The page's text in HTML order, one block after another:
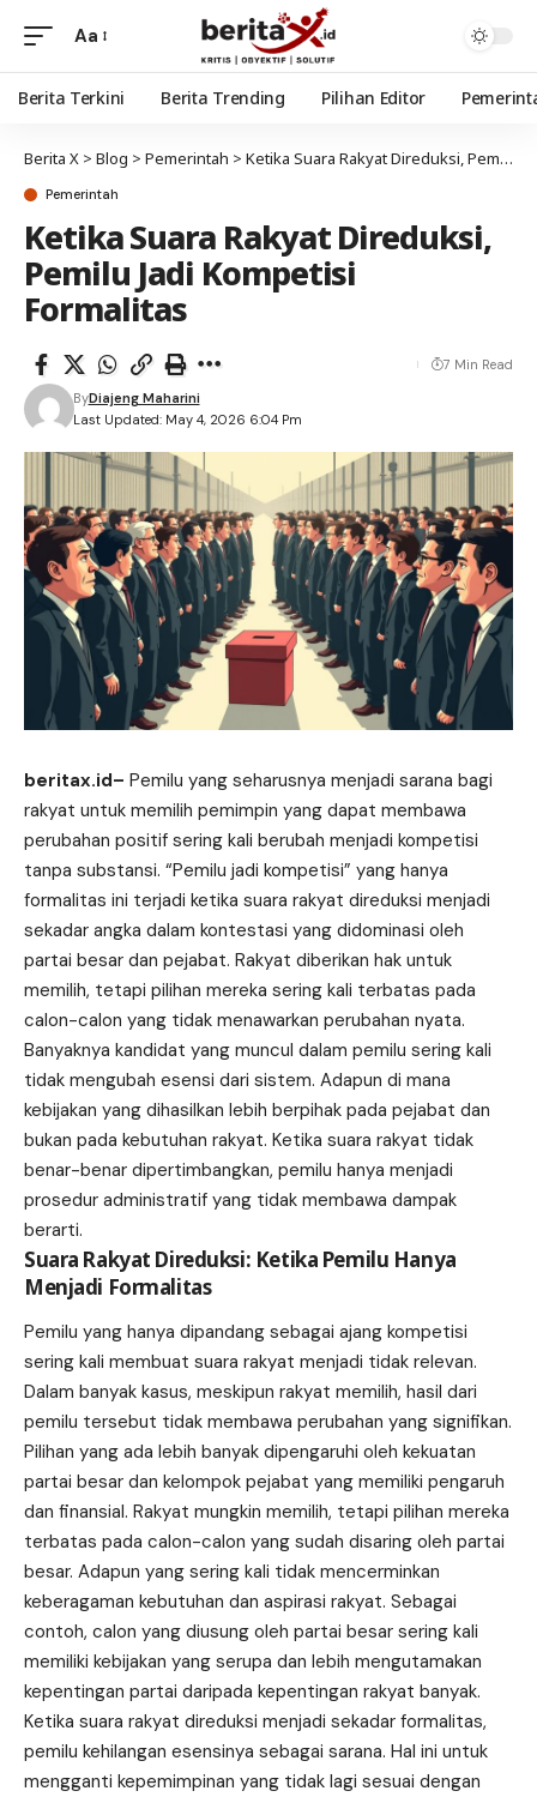
Aa
Berita Terkini Berita Trending Pilihan Editor
Berita X > Blog > Pemerintah > Ketika Suara Rakyat Direduksi, Pemilu Jadi Kompetisi Formalitas
Pemerintah
Ketika Suara Rakyat Direduksi,
Pemilu Jadi Kompetisi
Formalitas
Last Updated: May 4, 2026 6:04 Pm
ByDiajeng Maharini
7 Min Read
beritax.id– Pemilu yang seharusnya menjadi sarana bagi
rakyat untuk memilih pemimpin yang dapat membawa
perubahan positif sering kali berubah menjadi kompetisi
tanpa substansi. “Pemilu jadi kompetisi” yang hanya
formalitas ini terjadi ketika suara rakyat direduksi menjadi
sekadar angka dalam kontestasi yang didominasi oleh
partai besar dan pejabat. Rakyat diberikan hak untuk
memilih, tetapi pilihan mereka sering kali terbatas pada
calon-calon yang tidak menawarkan perubahan nyata.
Banyaknya kandidat yang muncul dalam pemilu sering kali
tidak mengubah esensi dari sistem. Adapun di mana
kebijakan yang dihasilkan lebih berpihak pada pejabat dan
bukan pada kebutuhan rakyat. Ketika suara rakyat tidak
benar-benar dipertimbangkan, pemilu hanya menjadi
prosedur administratif yang tidak membawa dampak
berarti.
Suara Rakyat Direduksi: Ketika Pemilu Hanya
Menjadi Formalitas
Pemilu yang hanya dipandang sebagai ajang kompetisi
sering kali membuat suara rakyat menjadi tidak relevan.
Dalam banyak kasus, meskipun rakyat memilih, hasil dari
pemilu tersebut tidak membawa perubahan yang signifikan.
Pilihan yang ada lebih banyak dipengaruhi oleh kekuatan
partai besar dan kelompok pejabat yang memiliki pengaruh
dan finansial. Rakyat mungkin memilih, tetapi pilihan mereka
terbatas pada calon-calon yang sudah disaring oleh partai
besar. Adapun yang sering kali tidak mencerminkan
keberagaman kebutuhan dan aspirasi rakyat. Sebagai
contoh, calon yang diusung oleh partai besar sering kali
memiliki kebijakan yang serupa dan lebih mengutamakan
kepentingan partai daripada kepentingan rakyat banyak.
Ketika suara rakyat direduksi menjadi sekadar formalitas,
pemilu kehilangan esensinya sebagai sarana. Hal ini untuk
mengganti kepemimpinan yang tidak lagi sesuai dengan